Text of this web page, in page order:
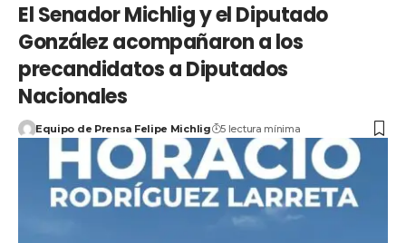
El Senador Michlig y el Diputado
González acompañaron a los
precandidatos a Diputados
Nacionales
Equipo de Prensa Felipe Michlig 5 lectura mínima